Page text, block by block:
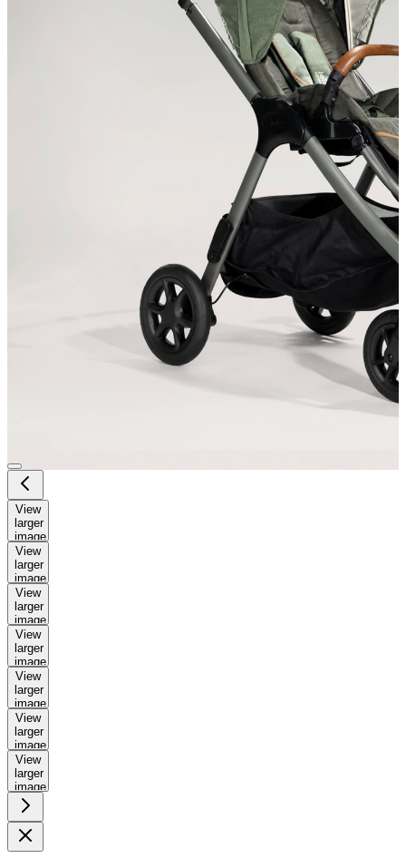
View
larger
image
View
larger
image
View
larger
image
View
larger
image
View
larger
image
View
larger
image
View
larger
image